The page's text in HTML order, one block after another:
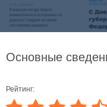
Основные
Рейтинг: